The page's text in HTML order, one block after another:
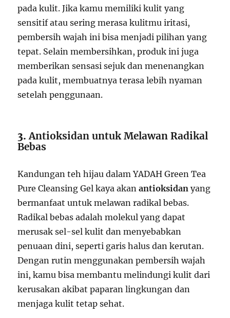
pada kulit. Jika kamu memiliki kulit yang
sensitif atau sering merasa kulitmu iritasi,
pembersih wajah ini bisa menjadi pilihan yang
tepat. Selain membersihkan, produk ini juga
memberikan sensasi sejuk dan menenangkan
pada kulit, membuatnya terasa lebih nyaman
setelah penggunaan.
3.Antioksidan untuk Melawan Radikal
Bebas
Kandungan teh hijau dalam YADAH Green Tea
Pure Cleansing Gel kaya akanantioksidan yang
bermanfaat untuk melawan radikal bebas.
Radikal bebas adalah molekul yang dapat
merusak sel-sel kulit dan menyebabkan
penuaan dini, seperti garis halus dan kerutan.
Dengan rutin menggunakan pembersih wajah
ini, kamu bisa membantu melindungi kulit dari
kerusakan akibat paparan lingkungan dan
menjaga kulit tetap sehat.